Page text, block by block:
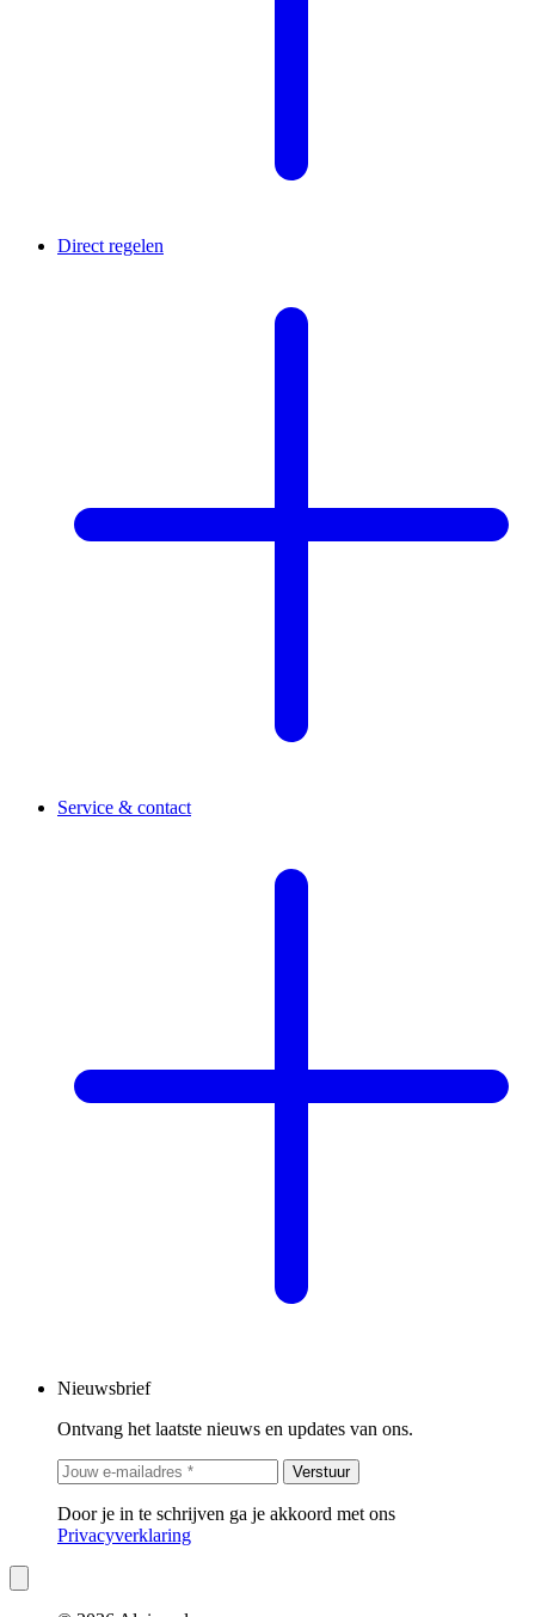
Direct regelen
Service & contact
Nieuwsbrief
Ontvang het laatste nieuws en updates van ons.
Verstuur
Door je in te schrijven ga je akkoord met ons
Privacyverklaring